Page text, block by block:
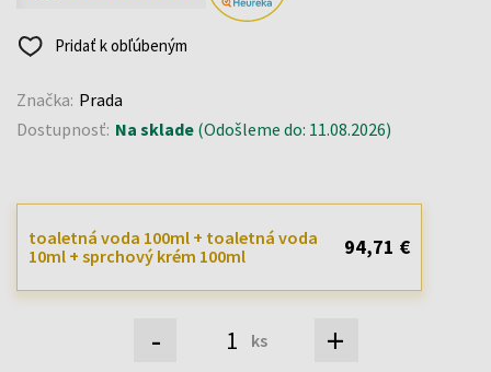
Pridať k obľúbeným
Značka: Prada
Dostupnosť: Na sklade (Odošleme do: 11.08.2026)
- ks +
toaletná voda 100ml + toaletná voda
10ml + sprchový krém 100ml
94,71 €